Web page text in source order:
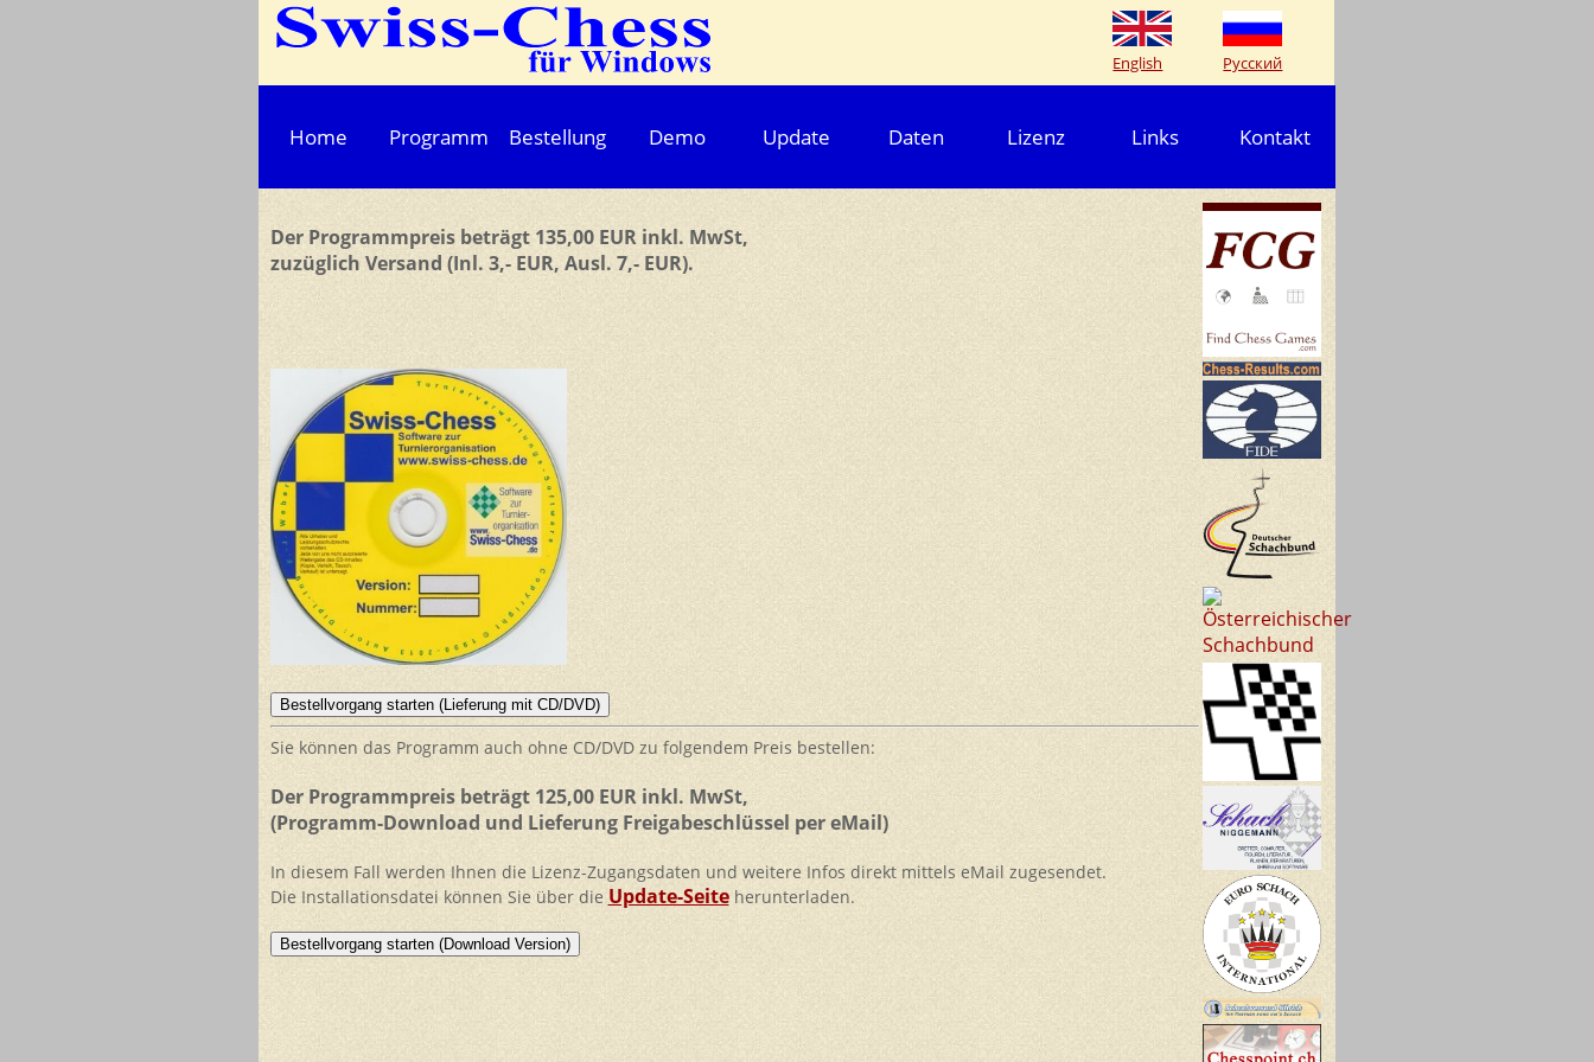
English Русский
Home Programm Bestellung Demo Update Daten Lizenz Links Kontakt
Der Programmpreis beträgt 135,00 EUR inkl. MwSt,
zuzüglich Versand (Inl. 3,- EUR, Ausl. 7,- EUR).
Sie können das Programm auch ohne CD/DVD zu folgendem Preis bestellen:
Der Programmpreis beträgt 125,00 EUR inkl. MwSt,
(Programm-Download und Lieferung Freigabeschlüssel per eMail)
In diesem Fall werden Ihnen die Lizenz-Zugangsdaten und weitere Infos direkt mittels eMail zugesendet.
Die Installationsdatei können Sie über dieUpdate-Seiteherunterladen.